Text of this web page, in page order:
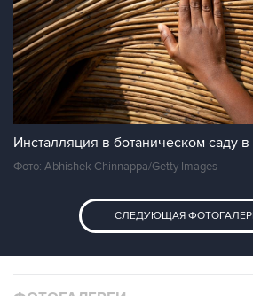
Инсталляция в ботаническом саду
Фото: Abhishek Chinnappa/Getty Images
СЛЕДУЮЩАЯ